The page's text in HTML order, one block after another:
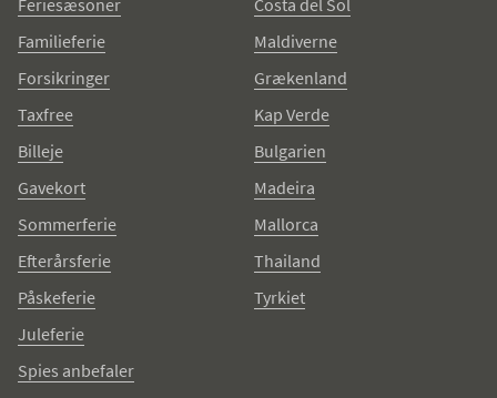
Feriesæsoner
Familieferie
Forsikringer
Taxfree
Billeje
Gavekort
Sommerferie
Efterårsferie
Påskeferie
Juleferie
Spies anbefaler
Costa del Sol
Maldiverne
Grækenland
Kap Verde
Bulgarien
Madeira
Mallorca
Thailand
Tyrkiet